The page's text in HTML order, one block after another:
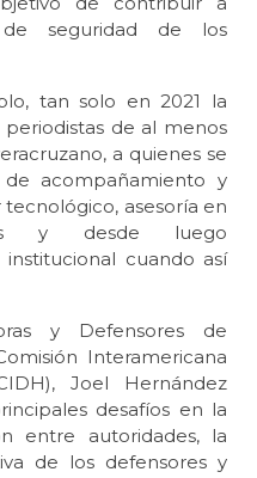
de seguridad de los
tan solo en 2021 la
de al menos
a quienes se
acompañamiento y
asesoría en
y desde luego
cuando así
y Defensores de
Interamericana
Joel Hernández
desafíos en la
entre autoridades, la
de los defensores y